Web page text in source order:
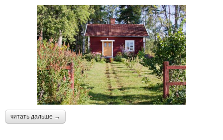
читать дальше →